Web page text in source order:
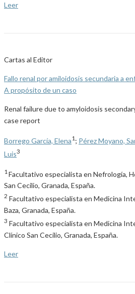
Leer
Cartas al Editor
Fallo renal por amiloidosis secundaria a
A propósito de un caso
Renal failure due to amyloidosis
case report
Borrego García, Elena1 ; Pérez Moyano,
Luis3
1 Facultativo especialista en Nefrología,
San Cecilio, Granada, España.
2 Facultativo especialista en Medicina
Baza, Granada, España.
3 Facultativo especialista en Medicina
Clínico San Cecilio, Granada, España.
Leer